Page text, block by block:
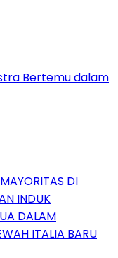
Bertemu dalam
DI
INDUK
DALAM
ITALIA BARU